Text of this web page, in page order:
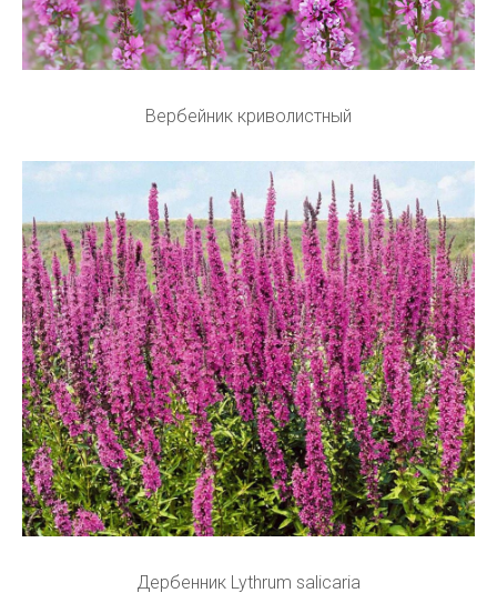
Вербейник криволистный
Дербенник Lythrum salicaria